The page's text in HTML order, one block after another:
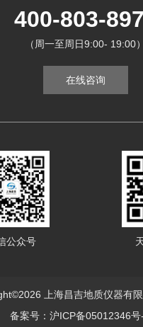
400-803-
（周一至周日9:00- 19:00）
在线咨询
公众号
上海昌吉地质仪器有
备案号：沪ICP备05012346号